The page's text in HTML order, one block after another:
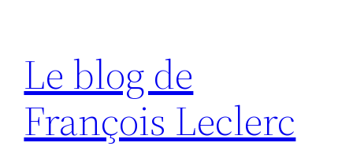
contenu
Le blog de
François Leclerc